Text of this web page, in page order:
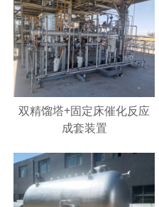
双精馏塔+固定床催化反应
成套装置